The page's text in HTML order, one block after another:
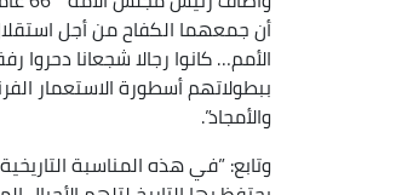
أن جمعهما الكفاح من أجل
الأمم… كانوا رجالا شجعانا
ببطولاتهم أسطورة الاستعمار
والأمجاد”.
وتابع: ”في هذه المناسبة